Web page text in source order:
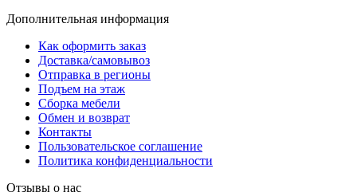
Дополнительная информация
Как оформить заказ
Доставка/самовывоз
Отправка в регионы
Подъем на этаж
Сборка мебели
Обмен и возврат
Контакты
Пользовательское соглашение
Политика конфиденциальности
Отзывы о нас